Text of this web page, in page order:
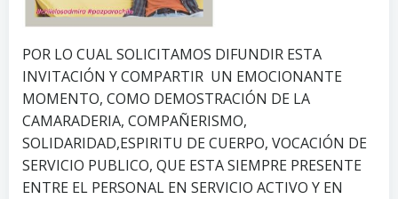
POR LO CUAL SOLICITAMOS DIFUNDIR ESTA
INVITACIÓN Y COMPARTIR UN EMOCIONANTE
MOMENTO, COMO DEMOSTRACIÓN DE LA
CAMARADERIA, COMPAÑERISMO,
SOLIDARIDAD,ESPIRITU DE CUERPO, VOCACIÓN DE
SERVICIO PUBLICO, QUE ESTA SIEMPRE PRESENTE
ENTRE EL PERSONAL EN SERVICIO ACTIVO Y EN